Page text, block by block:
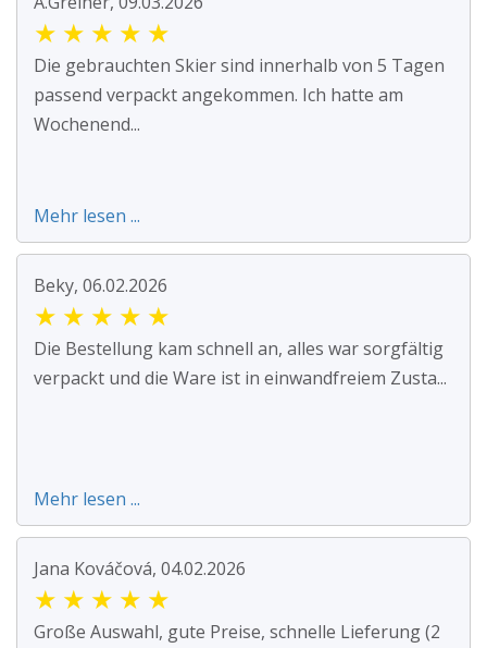
★ ★ ★ ★ ★
Die gebrauchten Skier sind innerhalb von 5 Tagen
passend verpackt angekommen. Ich hatte am
Wochenend...
Mehr lesen ...
Beky, 06.02.2026
★ ★ ★ ★ ★
Die Bestellung kam schnell an, alles war sorgfältig
verpackt und die Ware ist in einwandfreiem Zusta...
Mehr lesen ...
Jana Kováčová, 04.02.2026
★ ★ ★ ★ ★
Große Auswahl, gute Preise, schnelle Lieferung (2